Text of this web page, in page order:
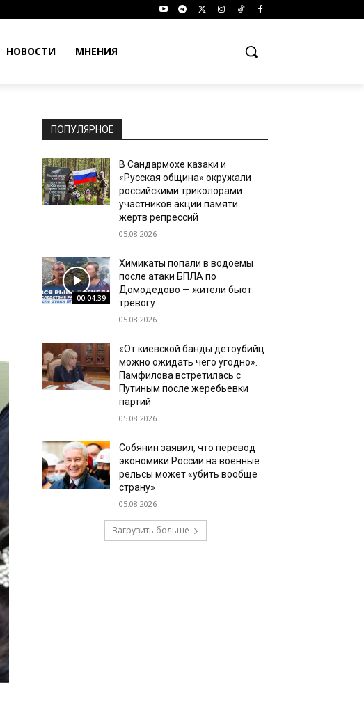
НОВОСТИ МНЕНИЯ
ПОПУЛЯРНОЕ
В Сандармохе казаки и
«Русская община» окружали
российскими триколорами
участников акции памяти
жертв репрессий
05.08.2026
00:04:39
Химикаты попали в водоемы
после атаки БПЛА по
Домодедово — жители бьют
тревогу
05.08.2026
«От киевской банды детоубийц
можно ожидать чего угодно».
Памфилова встретилась с
Путиным после жеребьевки
партий
05.08.2026
Собянин заявил, что перевод
экономики России на военные
рельсы может «убить вообще
страну»
05.08.2026
Загрузить больше